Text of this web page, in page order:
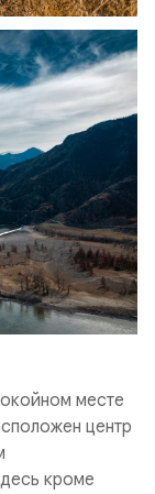
месте
центр
кроме